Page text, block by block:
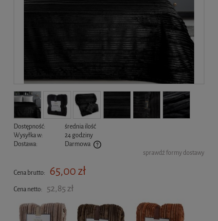
Dostępność:
średnia ilość
Wysyłka w:
24 godziny
Dostawa:
Darmowa
Cena nie zawiera ewentualnych kosztów płatnościsprawdź formy dostawy
Cena brutto: 65,00 zł
Cena netto: 52,85 zł